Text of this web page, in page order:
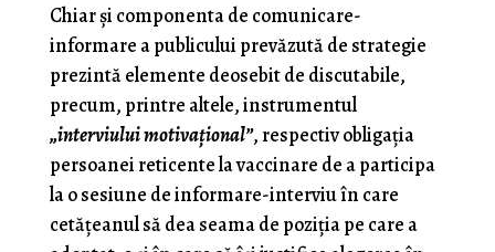
Chiar şi componenta de comunicare-
informare a publicului prevăzută de strategie
prezintă elemente deosebit de discutabile,
precum, printre altele, instrumentul
„interviului motivaţional”, respectiv obligaţia
persoanei reticente la vaccinare de a participa
la o sesiune de informare-interviu în care
cetăţeanul să dea seama de poziţia pe care a